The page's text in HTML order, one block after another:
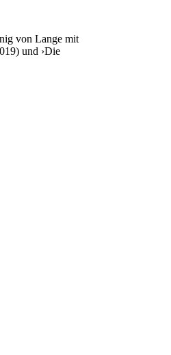
von Lange mit
und ›Die